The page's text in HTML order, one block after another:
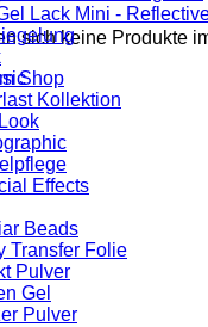
sich keine Produkte
Shop
Lack Mini -
Kollektion
Effects
Beads
Transfer Folie
Pulver
Gel
Pulver